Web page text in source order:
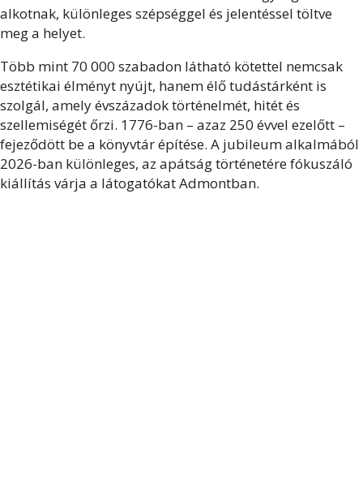
alkotnak, különleges szépséggel és jelentéssel töltve
meg a helyet.
Több mint 70 000 szabadon látható kötettel nemcsak
esztétikai élményt nyújt, hanem élő tudástárként is
szolgál, amely évszázadok történelmét, hitét és
szellemiségét őrzi. 1776-ban – azaz 250 évvel ezelőtt –
fejeződött be a könyvtár építése. A jubileum alkalmából
2026-ban különleges, az apátság történetére fókuszáló
kiállítás várja a látogatókat Admontban.